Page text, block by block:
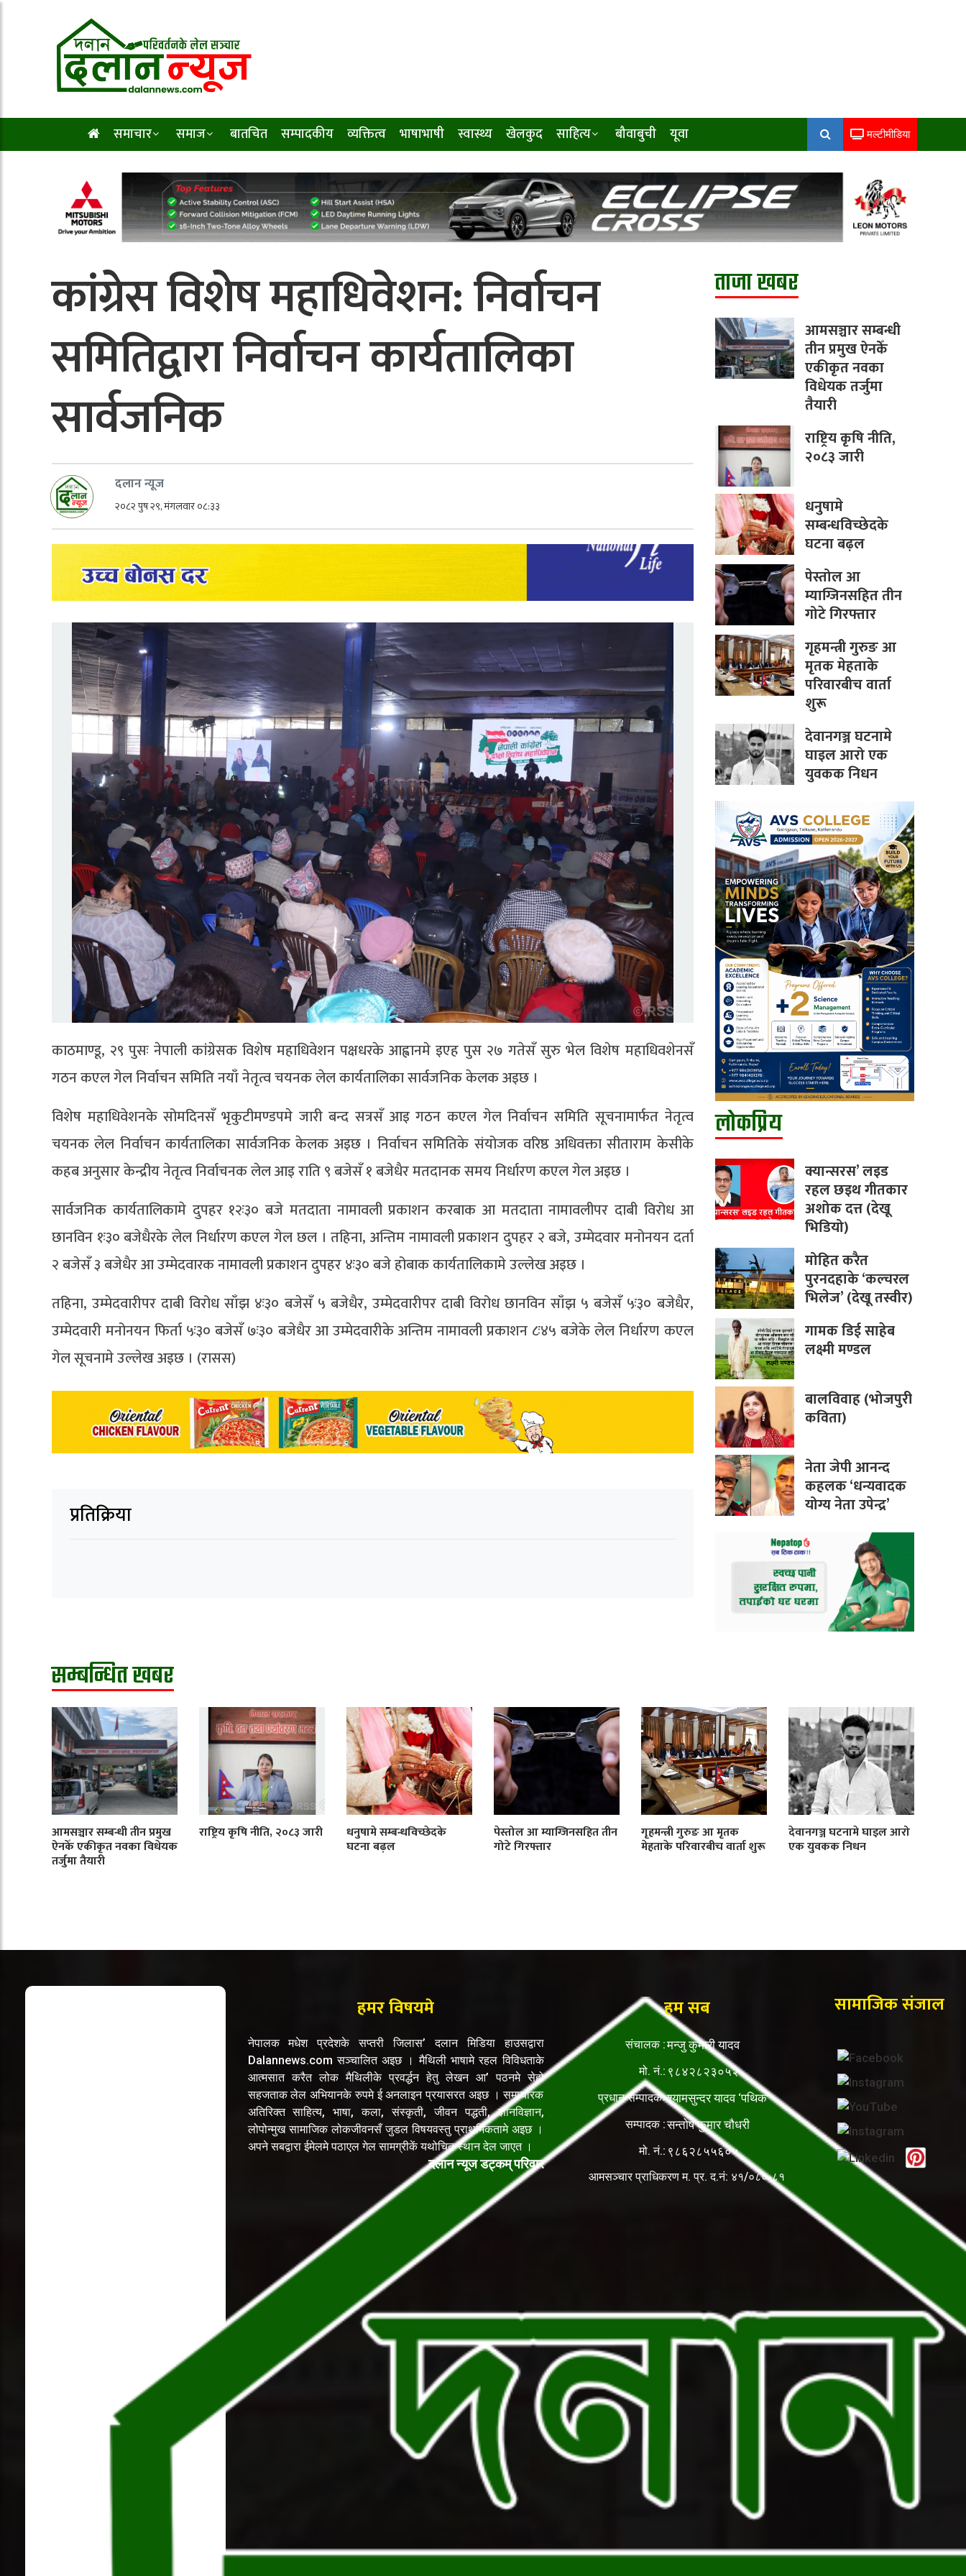
समाचार समाज बातचित सम्पादकीय व्यक्तित्व भाषाभाषी स्वास्थ्य खेलकुद साहित्य बौवाबुची यूवा मल्टीमीडिया
कांग्रेस विशेष महाधिवेशन: निर्वाचन
समितिद्वारा निर्वाचन कार्यतालिका
सार्वजनिक
दलान न्यूज
२०८२ पुष २९, मंगलवार ०८:३३
काठमाण्डू, २९ पुसः नेपाली कांग्रेसक विशेष महाधिवेशन पक्षधरके आह्वानमे इएह पुस २७ गतेसँ सुरु भेल विशेष महाधिवशेनसँ
गठन कएल गेल निर्वाचन समिति नयाँ नेतृत्व चयनक लेल कार्यतालिका सार्वजनिक केलक अइछ ।
विशेष महाधिवेशनके सोमदिनसँ भृकुटीमण्डपमे जारी बन्द सत्रसँ आइ गठन कएल गेल निर्वाचन समिति सूचनामार्फत नेतृत्व
चयनक लेल निर्वाचन कार्यतालिका सार्वजनिक केलक अइछ । निर्वाचन समितिके संयोजक वरिष्ठ अधिवक्ता सीताराम केसीके
कहब अनुसार केन्द्रीय नेतृत्व निर्वाचनक लेल आइ राति ९ बजेसँ १ बजेधैर मतदानक समय निर्धारण कएल गेल अइछ ।
सार्वजनिक कार्यतालिकामे दुपहर १२ः३० बजे मतदाता नामावली प्रकाशन करबाक आ मतदाता नामावलीपर दाबी विरोध आ
छानविन १ः३० बजेधैरके लेल निर्धारण कएल गेल छल । तहिना, अन्तिम नामावली प्रकाशन दुपहर २ बजे, उम्मेदवार मनोनयन दर्ता
२ बजेसँ ३ बजेधैर आ उम्मेदवारक नामावली प्रकाशन दुपहर ४ः३० बजे होबाक कार्यतालिकामे उल्लेख अइछ ।
तहिना, उम्मेदवारीपर दाबी विरोध साँझ ४ः३० बजेसँ ५ बजेधैर, उम्मेदवारीपर दाबी विरोध छानविन साँझ ५ बजेसँ ५ः३० बजेधैर,
उम्मेदवारी मनोनयन फिर्ता ५ः३० बजेसँ ७ः३० बजेधैर आ उम्मेदवारीके अन्तिम नामावली प्रकाशन ८ः४५ बजेके लेल निर्धारण कएल
गेल सूचनामे उल्लेख अइछ । (रासस)
प्रतिक्रिया
ताजा खबर
आमसञ्चार सम्बन्धी
तीन प्रमुख ऐनकेँ
एकीकृत नवका
विधेयक तर्जुमा
तैयारी
राष्ट्रिय कृषि नीति,
२०८३ जारी
धनुषामे
सम्बन्धविच्छेदके
घटना बढ़ल
पेस्तोल आ
म्याग्जिनसहित तीन
गोटे गिरफ्तार
गृहमन्त्री गुरुङ आ
मृतक मेहताके
परिवारबीच वार्ता
शुरू
देवानगञ्ज घटनामे
घाइल आरो एक
युवकक निधन
लोकप्रिय
क्यान्सरस’ लइड
रहल छइथ गीतकार
अशोक दत्त (देखू
भिडियो)
मोहित करैत
पुरनदहाके ‘कल्चरल
भिलेज’ (देखू तस्वीर)
गामक डिई साहेब
लक्ष्मी मण्डल
बालविवाह (भोजपुरी
कविता)
नेता जेपी आनन्द
कहलक ‘धन्यवादक
योग्य नेता उपेन्द्र’
सम्बन्धित खबर
आमसञ्चार सम्बन्धी तीन प्रमुख
ऐनकेँ एकीकृत नवका विधेयक
तर्जुमा तैयारी
राष्ट्रिय कृषि नीति, २०८३ जारी धनुषामे सम्बन्धविच्छेदके
घटना बढ़ल
पेस्तोल आ म्याग्जिनसहित तीन
गोटे गिरफ्तार
गृहमन्त्री गुरुङ आ मृतक
मेहताके परिवारबीच वार्ता शुरू
देवानगञ्ज घटनामे घाइल आरो
एक युवकक निधन
हमर विषयमे
नेपालक मधेश प्रदेशके सप्तरी जिलास’ दलान मिडिया हाउसद्वारा
Dalannews.com सञ्चालित अइछ । मैथिली भाषामे रहल विविधताके
आत्मसात करैत लोक मैथिलीके प्रवर्द्धन हेतु लेखन आ’ पठनमे सेहो
सहजताक लेल अभियानके रुपमे ई अनलाइन प्रयासरत अइछ । समाचारक
अतिरिक्त साहित्य, भाषा, कला, संस्कृती, जीवन पद्धती, ज्ञानविज्ञान,
लोपोन्मुख सामाजिक लोकजीवनसँ जुडल विषयवस्तु प्राथमिकतामे अइछ ।
अपने सबद्वारा ईमेलमे पठाएल गेल सामग्रीकें यथोचित स्थान देल जाएत ।
दलान न्यूज डट्कम् परिवार
हम सब
संचालक :मन्जु कुमारी यादव
मो. नं.: ९८४२८२३०५२
प्रधान सम्पादकःश्यामसुन्दर यादव ‘पथिक’
सम्पादक :सन्तोष कुमार चौधरी
मो. नं.: ९८६२८५५६०५
आमसञ्चार प्राधिकरण म. प्र. द.नं: ४१/०८०-८१
सामाजिक संजाल